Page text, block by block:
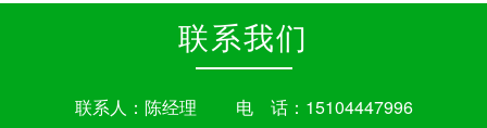
联系我们
联系人：陈经理 电 话：15104447996